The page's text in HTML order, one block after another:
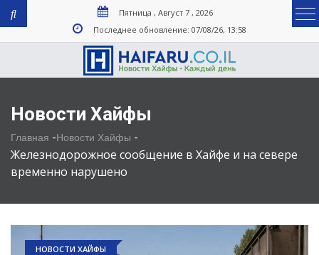
Пятница , Август 7 , 2026
Последнее обновление: 07/08/26, 13:58
Новости Хайфы
Главная -Новости Хайфы -
Железнодорожное сообщение в Хайфе и на севере
временно нарушено
НОВОСТИ ХАЙФЫ